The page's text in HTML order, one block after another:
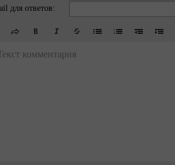
для ответов:
комментария